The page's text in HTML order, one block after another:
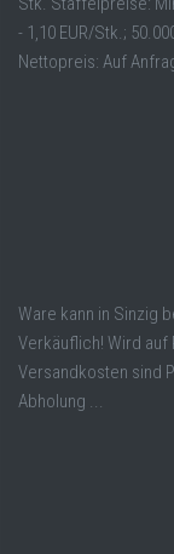
- 1,10 EUR/Stk.;
Nettopreis: Auf
Ware kann in Sinzig
Verkäuflich! Wird
Versandkosten sind
Abholung ...